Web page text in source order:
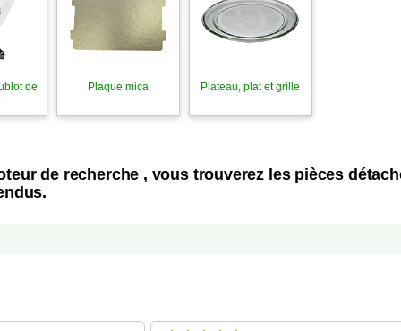
de
Plaque mica Plateau, plat et grille
de recherche , vous trouverez les pièces